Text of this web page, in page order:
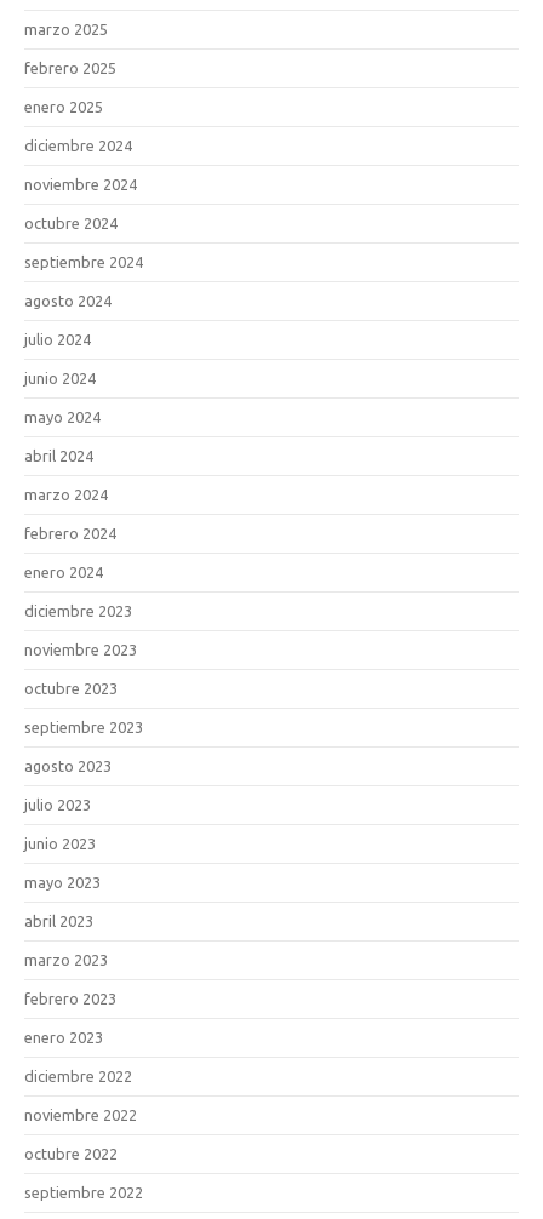
marzo 2025
febrero 2025
enero 2025
diciembre 2024
noviembre 2024
octubre 2024
septiembre 2024
agosto 2024
julio 2024
junio 2024
mayo 2024
abril 2024
marzo 2024
febrero 2024
enero 2024
diciembre 2023
noviembre 2023
octubre 2023
septiembre 2023
agosto 2023
julio 2023
junio 2023
mayo 2023
abril 2023
marzo 2023
febrero 2023
enero 2023
diciembre 2022
noviembre 2022
octubre 2022
septiembre 2022